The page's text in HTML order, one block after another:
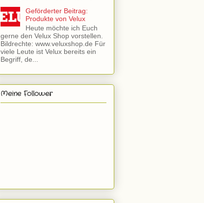
Geförderter Beitrag:
Produkte von Velux
Heute möchte ich Euch
gerne den Velux Shop vorstellen.
Bildrechte: www.veluxshop.de Für
viele Leute ist Velux bereits ein
Begriff, de...
Meine Follower